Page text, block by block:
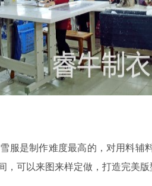
是制作难度最高的，对用料辅
可以来图来样定做，打造完美版